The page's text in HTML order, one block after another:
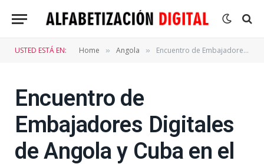
USTED ESTÁ EN: Home » Angola » Encuentro de Embajadores Digitales de Angola y Cuba en el 11o. Congreso Internacional de Educación Superior.
Encuentro de
Embajadores Digitales
de Angola y Cuba en el